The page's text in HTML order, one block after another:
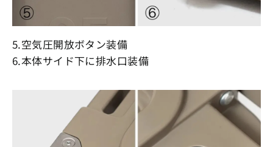
5.空気圧開放ボタン装備
6.本体サイド下に排水口装備